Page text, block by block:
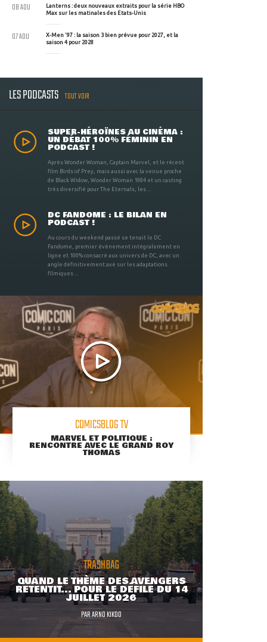
Lanterns : deux nouveaux extraits pour la série HBO
Max sur les matinales des Etats-Unis
08 AOU
X-Men '97 : la saison 3 bien prévue pour 2027, et la
saison 4 pour 2028
07 AOU
LES PODCASTS TOUT VOIR
SUPER-HÉROÏNES AU CINÉMA :
UN DÉBAT 100% FÉMININ EN
PODCAST !
Après Wonder Woman, Captain Marvel, et le récent
film Birds of Prey, mais aussi avec la venue proche
de Black Widow, Wonder Woman 1984 et un casting
très diversifié pour The Eternals, les ...
DC FANDOME : LE BILAN EN
PODCAST !
Au cours du weekend passé se tenait le DC
Fandome, premier évènement intégralement en
ligne et 100% consacré aux univers de DC, avec un
angle définitivement axé sur les adaptations
filmiques ...
COMICSBLOG TV
MARVEL ET POLITIQUE :
RENCONTRE AVEC LE GRAND ROY
THOMAS
TRASHBAG
QUAND LE THÈME DES AVENGERS
RETENTIT... POUR LE DÉFILÉ DU 14
JUILLET 2026
PARARNO KIKOO